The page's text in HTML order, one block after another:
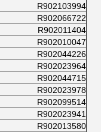
R902103994
R902066722
R902011404
R902010047
R902044226
R902023964
R902044715
R902023978
R902099514
R902023941
R902013580